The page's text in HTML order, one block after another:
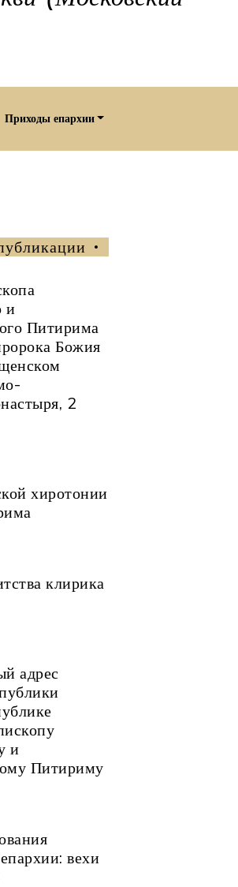
Приходы епархии
и
Питирима
Божия
2
хиротонии
клирика
адрес
и
Питириму
вехи